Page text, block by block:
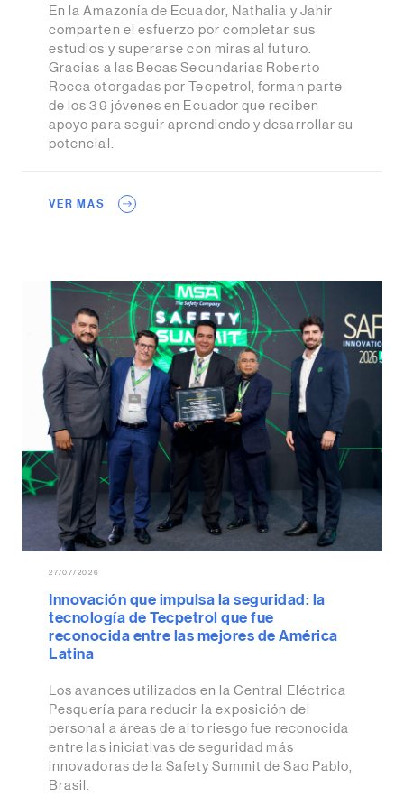
En la Amazonía de Ecuador, Nathalia y Jahir
comparten el esfuerzo por completar sus
estudios y superarse con miras al futuro.
Gracias a las Becas Secundarias Roberto
Rocca otorgadas por Tecpetrol, forman parte
de los 39 jóvenes en Ecuador que reciben
apoyo para seguir aprendiendo y desarrollar su
potencial.
VER MAS
27/07/2026
Innovación que impulsa la seguridad: la
tecnología de Tecpetrol que fue
reconocida entre las mejores de América
Latina
Los avances utilizados en la Central Eléctrica
Pesquería para reducir la exposición del
personal a áreas de alto riesgo fue reconocida
entre las iniciativas de seguridad más
innovadoras de la Safety Summit de Sao Pablo,
Brasil.